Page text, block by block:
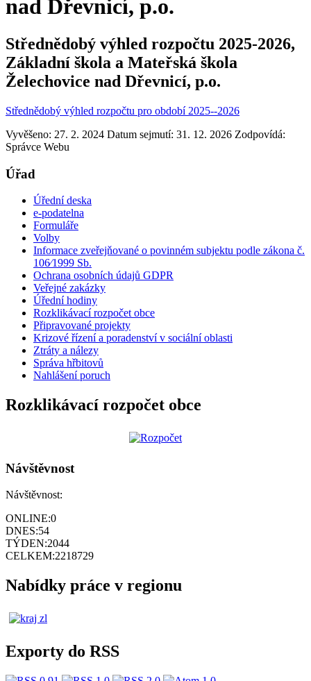
nad Dřevnicí, p.o.
Střednědobý výhled rozpočtu 2025-2026,
Základní škola a Mateřská škola
Želechovice nad Dřevnicí, p.o.
Střednědobý výhled rozpočtu pro období 2025--2026
Vyvěšeno: 27. 2. 2024 Datum sejmutí: 31. 12. 2026 Zodpovídá:
Správce Webu
Úřad
Úřední deska
e-podatelna
Formuláře
Volby
Informace zveřejňované o povinném subjektu podle zákona č.
106⁄1999 Sb.
Ochrana osobních údajů GDPR
Veřejné zakázky
Úřední hodiny
Rozklikávací rozpočet obce
Připravované projekty
Krizové řízení a poradenství v sociální oblasti
Ztráty a nálezy
Správa hřbitovů
Nahlášení poruch
Rozklikávací rozpočet obce
Návštěvnost
Návštěvnost:
ONLINE:0
DNES:54
TÝDEN:2044
CELKEM:2218729
Nabídky práce v regionu
Exporty do RSS